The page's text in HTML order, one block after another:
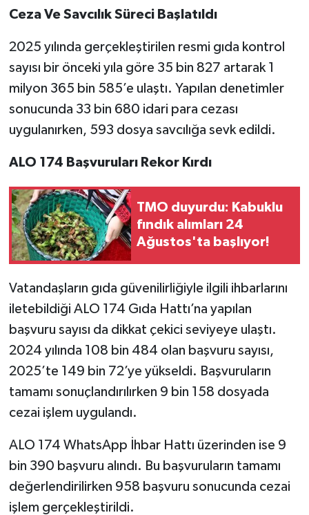
Ceza Ve Savcılık Süreci Başlatıldı
2025 yılında gerçekleştirilen resmi gıda kontrol
sayısı bir önceki yıla göre 35 bin 827 artarak 1
milyon 365 bin 585’e ulaştı. Yapılan denetimler
sonucunda 33 bin 680 idari para cezası
uygulanırken, 593 dosya savcılığa sevk edildi.
ALO 174 Başvuruları Rekor Kırdı
TMO duyurdu: Kabuklu
fındık alımları 24
Ağustos'ta başlıyor!
Vatandaşların gıda güvenilirliğiyle ilgili ihbarlarını
iletebildiği ALO 174 Gıda Hattı’na yapılan
başvuru sayısı da dikkat çekici seviyeye ulaştı.
2024 yılında 108 bin 484 olan başvuru sayısı,
2025’te 149 bin 72’ye yükseldi. Başvuruların
tamamı sonuçlandırılırken 9 bin 158 dosyada
cezai işlem uygulandı.
ALO 174 WhatsApp İhbar Hattı üzerinden ise 9
bin 390 başvuru alındı. Bu başvuruların tamamı
değerlendirilirken 958 başvuru sonucunda cezai
işlem gerçekleştirildi.